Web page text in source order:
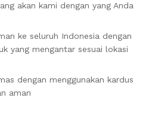
akan kami dengan yang Anda
ke seluruh Indonesia dengan
yang mengantar sesuai lokasi
dengan menggunakan kardus
aman